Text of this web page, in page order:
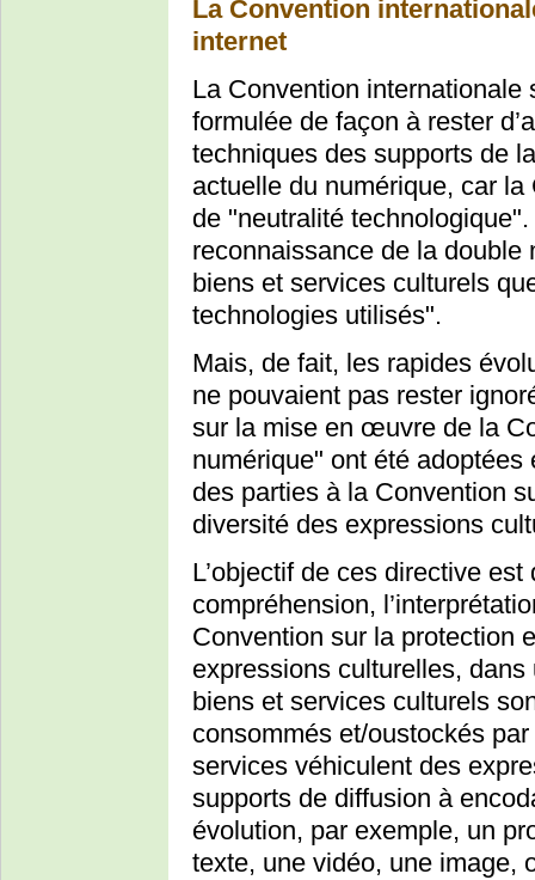
La Convention
internet
La Convention
formulée de façon à rester
techniques des supports de
actuelle du numérique, car
de "neutralité
reconnaissance de la
biens et services culturels
technologies utilisés".
Mais, de fait, les rapides
ne pouvaient pas rester
sur la mise en œuvre de la
numérique" ont été
des parties à la Convention
diversité des expressions
L’objectif de ces directive
compréhension,
Convention sur la protection
expressions culturelles,
biens et services culturels
consommés et/oustockés
services véhiculent des
supports de diffusion à
évolution, par exemple, un
texte, une vidéo, une image,